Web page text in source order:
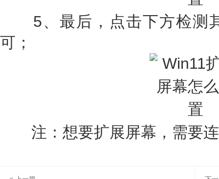
5、最后，点击下方检测
可；
注：想要扩展屏幕，需要连